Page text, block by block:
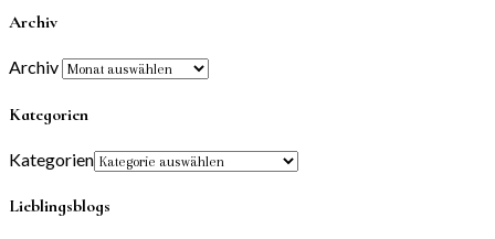
Archiv
Archiv
Kategorien
Kategorien
Lieblingsblogs